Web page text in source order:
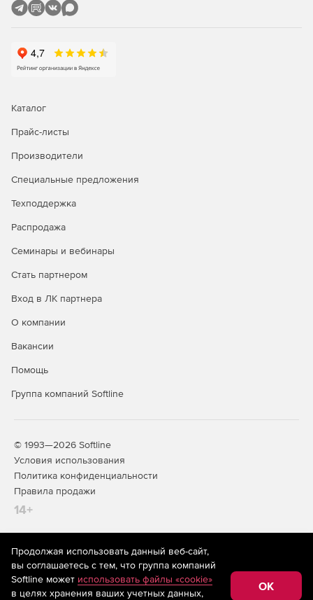
Каталог
Прайс-листы
Производители
Специальные предложения
Техподдержка
Распродажа
Семинары и вебинары
Стать партнером
Вход в ЛК партнера
О компании
Вакансии
Помощь
Группа компаний Softline
© 1993—2026 Softline
Условия использования
Политика конфиденциальности
Правила продажи
14+
На информационном ресурсе store.softline.ru применяются
рекомендательные технологии(информационные технологии
предоставления информации на основе сбора,
систематизации и анализа сведений, относящихся к
Продолжая использовать данный веб-сайт,
вы соглашаетесь с тем, что группа компаний
Softline может использовать файлы «cookie»
в целях хранения ваших учетных данных,
OK